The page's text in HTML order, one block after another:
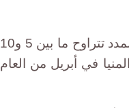
وأضاف المحاميان أن المحكمة قضت أيضا بسجن 11 متهما بمدد تتراوح ما بين 5 و10
المنيا في أبريل من العام